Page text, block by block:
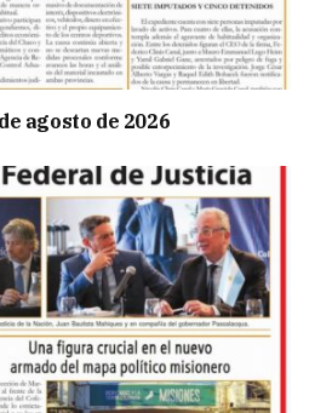
agosto de 2026